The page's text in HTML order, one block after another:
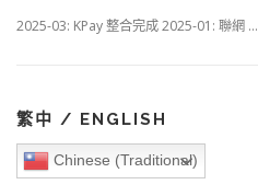
2025-03: KPay 整合完成 2025-01: 聯網 …
繁中 / ENGLISH
Chinese (Traditional)